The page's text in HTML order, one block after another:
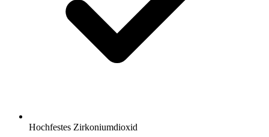
Hochfestes Zirkoniumdioxid